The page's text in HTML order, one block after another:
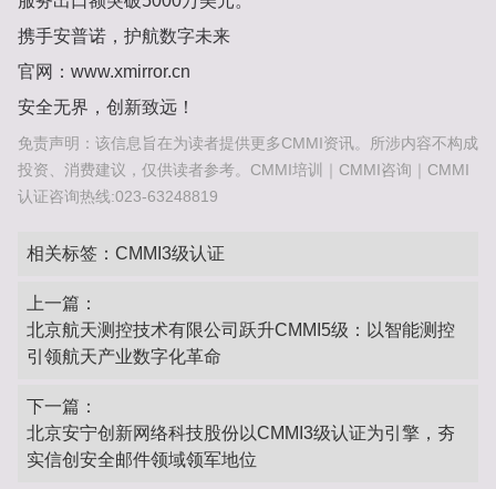
携手安普诺，护航数字未来‌
官网：www.xmirror.cn
安全无界，创新致远！‌
免责声明：该信息旨在为读者提供更多CMMI资讯。所涉内容不构成
投资、消费建议，仅供读者参考。CMMI培训｜CMMI咨询｜CMMI
认证咨询热线:023-63248819
相关标签： CMMI3级认证
上一篇：
北京航天测控技术有限公司跃升CMMI5级：以智能测控
引领航天产业数字化革命‌
下一篇：
北京安宁创新网络科技股份以CMMI3级认证为引擎，夯
实信创安全邮件领域领军地位‌